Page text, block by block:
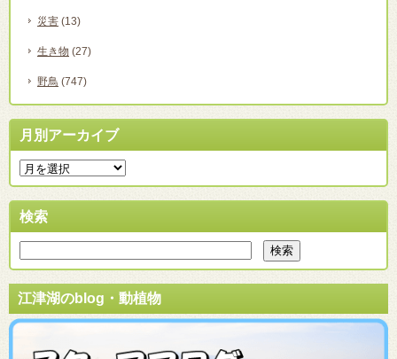
災害 (13)
生き物 (27)
野鳥 (747)
月別アーカイブ
検索
江津湖のblog・動植物